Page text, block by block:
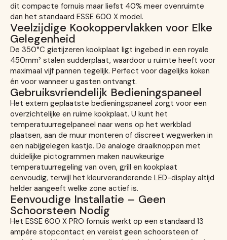
dit compacte fornuis maar liefst 40% meer ovenruimte
dan het standaard ESSE 600 X model.
Veelzijdige Kookoppervlakken voor Elke
Gelegenheid
De 350°C gietijzeren kookplaat ligt ingebed in een royale
450mm² stalen sudderplaat, waardoor u ruimte heeft voor
maximaal vijf pannen tegelijk. Perfect voor dagelijks koken
én voor wanneer u gasten ontvangt.
Gebruiksvriendelijk Bedieningspaneel
Het extern geplaatste bedieningspaneel zorgt voor een
overzichtelijke en ruime kookplaat. U kunt het
temperatuurregelpaneel naar wens op het werkblad
plaatsen, aan de muur monteren of discreet wegwerken in
een nabijgelegen kastje. De analoge draaiknoppen met
duidelijke pictogrammen maken nauwkeurige
temperatuurregeling van oven, grill en kookplaat
eenvoudig, terwijl het kleurveranderende LED-display altijd
helder aangeeft welke zone actief is.
Eenvoudige Installatie – Geen
Schoorsteen Nodig
Het ESSE 600 X PRO fornuis werkt op een standaard 13
ampère stopcontact en vereist geen schoorsteen of